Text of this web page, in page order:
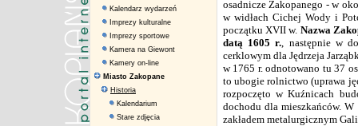
Kalendarz wydarzeń
Imprezy kulturalne
Imprezy sportowe
Kamera na Giewont
Kamery on-line
Miasto Zakopane
Historia
Kalendarium
Stare zdjęcia
osadnicze Zakopanego - w
w widłach Cichej Wody i
początku XVII w. Nazwa
datą 1605 r., następnie w
cerklowym dla Jędrzeja
w 1765 r. odnotowano tu 37
to ubogie rolnictwo (uprawa
rozpoczęto w Kuźnicach
dochodu dla mieszkańców.
zakładem metalurgicznym